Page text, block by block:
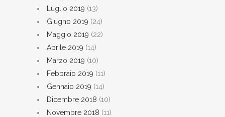
Luglio 2019 (13)
Giugno 2019 (24)
Maggio 2019 (22)
Aprile 2019 (14)
Marzo 2019 (10)
Febbraio 2019 (11)
Gennaio 2019 (14)
Dicembre 2018 (10)
Novembre 2018 (11)